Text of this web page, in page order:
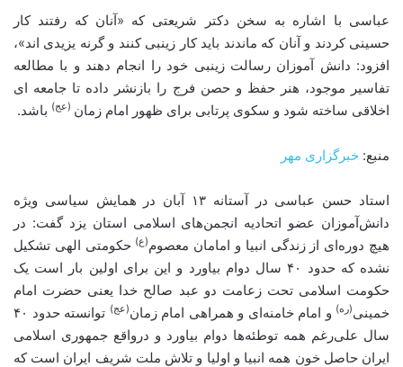
عباسی با اشاره به سخن دکتر شریعتی که «آنان که رفتند کار
حسینی کردند و آنان که ماندند باید کار زینبی کنند و گرنه یزیدی اند»،
افزود: دانش آموزان رسالت زینبی خود را انجام دهند و با مطالعه
تفاسیر موجود، هنر حفظ و حصن فرج را بازنشر داده تا جامعه ای
اخلاقی ساخته شود و سکوی پرتابی برای ظهور امام زمان (عج) باشد.
منبع: خبرگزاری مهر
استاد حسن عباسی در آستانه ۱۳ آبان در همایش سیاسی ویژه
دانش‌آموزان عضو اتحادیه انجمن‌های اسلامی استان یزد گفت: در
هیچ دوره‌ای از زندگی انبیا و امامان معصوم(ع) حکومتی الهی تشکیل
نشده که حدود ۴۰ سال دوام بیاورد و این برای اولین بار است یک
حکومت اسلامی تحت زعامت دو عبد صالح خدا یعنی حضرت امام
خمینی(ره) و امام خامنه‌ای و همراهی امام زمان(عج)
توانسته حدود ۴۰
سال علی‌رغم همه توطئه‌ها دوام بیاورد و درواقع جمهوری اسلامی
ایران حاصل خون همه انبیا و اولیا و تلاش ملت شریف ایران است که